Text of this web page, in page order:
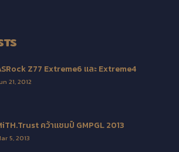
Z77 Extreme6 และ Extreme4
21, 2012
คว้าแชมป์ GMPGL 2013
5, 2013